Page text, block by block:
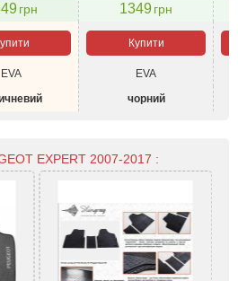
грн 1349грн
Купити
EVA EVA
чорний
EXPERT 2007-2017 :